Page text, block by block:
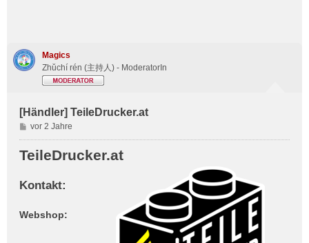
Magics
Zhǔchí rén (主持人) - ModeratorIn
[Händler] TeileDrucker.at
B
e
i
t
a
vor 2 Jahre
TeileDrucker.at
Kontakt:
Webshop: